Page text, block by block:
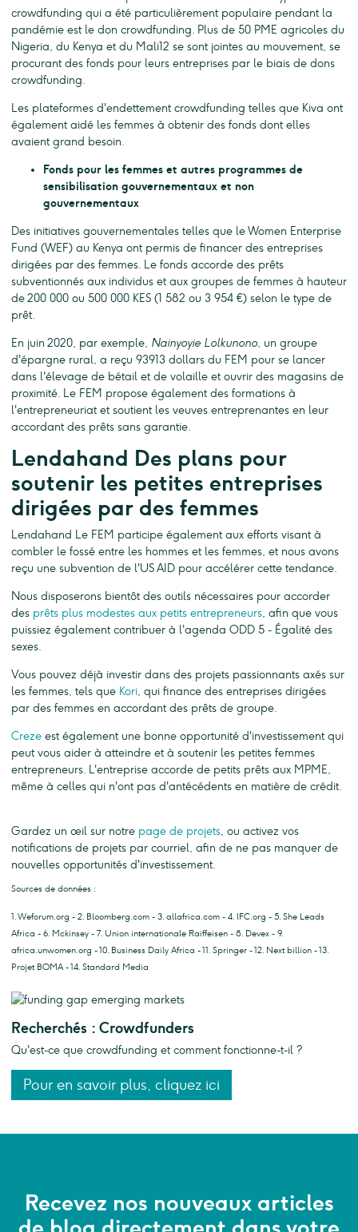
crowdfunding qui a été particulièrement populaire pendant la
pandémie est le don crowdfunding. Plus de 50 PME agricoles du
Nigeria, du Kenya et du Mali12 se sont jointes au mouvement, se
procurant des fonds pour leurs entreprises par le biais de dons
crowdfunding.
Les plateformes d'endettement crowdfunding telles que Kiva ont
également aidé les femmes à obtenir des fonds dont elles
avaient grand besoin.
Fonds pour les femmes et autres programmes de
sensibilisation gouvernementaux et non
gouvernementaux
Des initiatives gouvernementales telles que le Women Enterprise
Fund (WEF) au Kenya ont permis de financer des entreprises
dirigées par des femmes. Le fonds accorde des prêts
subventionnés aux individus et aux groupes de femmes à hauteur
de 200 000 ou 500 000 KES (1 582 ou 3 954 €) selon le type de
prêt.
En juin 2020, par exemple, Nainyoyie Lolkunono, un groupe
d'épargne rural, a reçu 93913 dollars du FEM pour se lancer
dans l'élevage de bétail et de volaille et ouvrir des magasins de
proximité. Le FEM propose également des formations à
l'entrepreneuriat et soutient les veuves entreprenantes en leur
accordant des prêts sans garantie.
Lendahand Des plans pour
soutenir les petites entreprises
dirigées par des femmes
Lendahand Le FEM participe également aux efforts visant à
combler le fossé entre les hommes et les femmes, et nous avons
reçu une subvention de l'US AID pour accélérer cette tendance.
Nous disposerons bientôt des outils nécessaires pour accorder
des prêts plus modestes aux petits entrepreneurs, afin que vous
puissiez également contribuer à l'agenda ODD 5 - Égalité des
sexes.
Vous pouvez déjà investir dans des projets passionnants axés sur
les femmes, tels que Kori, qui finance des entreprises dirigées
par des femmes en accordant des prêts de groupe.
Creze est également une bonne opportunité d'investissement qui
peut vous aider à atteindre et à soutenir les petites femmes
entrepreneurs. L'entreprise accorde de petits prêts aux MPME,
même à celles qui n'ont pas d'antécédents en matière de crédit.
Gardez un œil sur notre page de projets, ou activez vos
notifications de projets par courriel, afin de ne pas manquer de
nouvelles opportunités d'investissement.
Sources de données :
1. Weforum.org - 2. Bloomberg.com - 3. allafrica.com - 4. IFC.org - 5. She Leads
Africa - 6. Mckinsey - 7. Union internationale Raiffeisen - 8. Devex - 9.
africa.unwomen.org - 10. Business Daily Africa - 11. Springer - 12. Next billion - 13.
Projet BOMA - 14. Standard Media
Recherchés : Crowdfunders
Qu'est-ce que crowdfunding et comment fonctionne-t-il ?
Pour en savoir plus, cliquez ici
Recevez nos nouveaux articles